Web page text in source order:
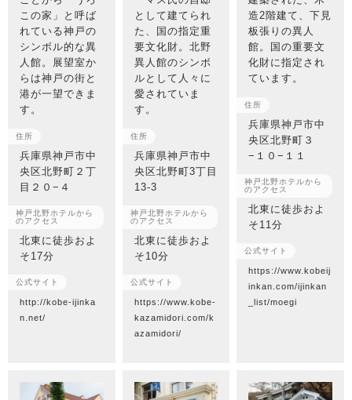
この家」と呼ば
れている神戸の
シンボル的な異
人館。展望室か
らは神戸の街と
港が一望できま
す。
住所
兵庫県神戸市中
央区北野町２丁
目２０−４
神戸北野ホテルから
のアクセス
北東に徒歩およ
そ17分
公式サイト
http://kobe-ijinka
n.net/
として建てられ
た、国の指定重
要文化財。北野
異人館のシンボ
ルとして人々に
愛されていま
す。
住所
兵庫県神戸市中
央区北野町3丁目
13-3
神戸北野ホテルから
のアクセス
北東に徒歩およ
そ10分
公式サイト
https://www.kobe-
kazamidori.com/k
azamidori/
造2階建て、下見
板張りの異人
館。国の重要文
化財に指定され
ています。
住所
兵庫県神戸市中
央区北野町３
−１０−１１
神戸北野ホテルから
のアクセス
北東に徒歩およ
そ11分
公式サイト
https://www.kobeij
inkan.com/ijinkan
_list/moegi